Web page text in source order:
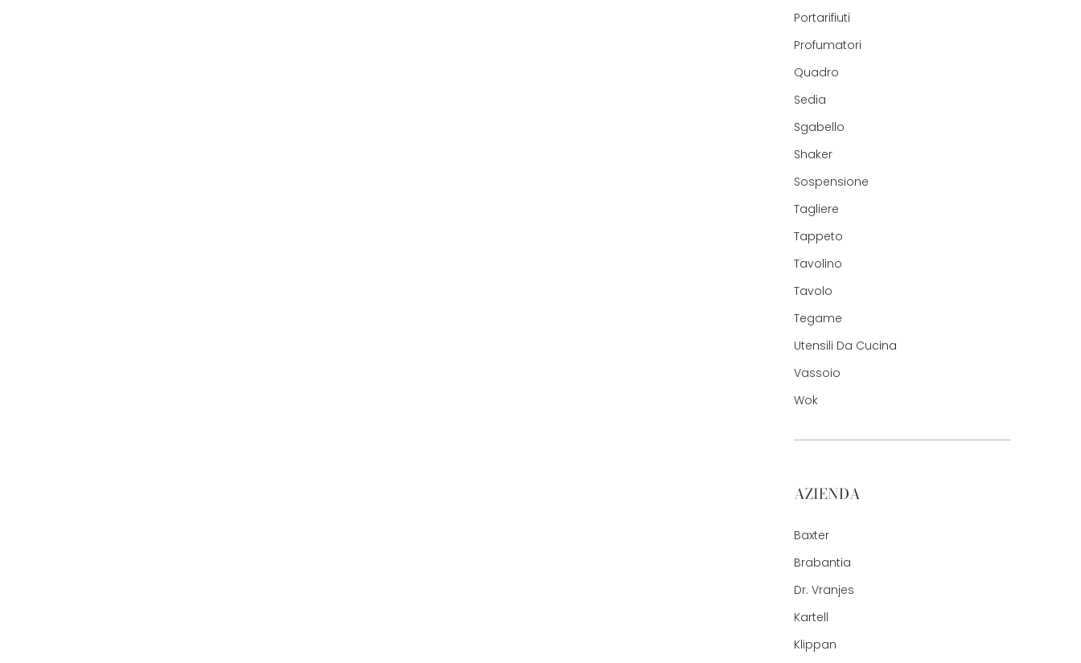
Portarifiuti
Profumatori
Quadro
Sedia
Sgabello
Shaker
Sospensione
Tagliere
Tappeto
Tavolino
Tavolo
Tegame
Utensili Da Cucina
Vassoio
Wok
AZIENDA
Baxter
Brabantia
Dr. Vranjes
Kartell
Klippan